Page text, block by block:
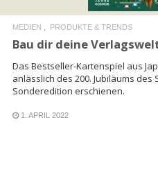
MEDIEN PRODUKTE & TRENDS
Bau dir deine
Das Bestseller-Kartenspiel aus
anlässlich des 200. Jubiläums
Sonderedition erschienen.
1. APRIL 2022